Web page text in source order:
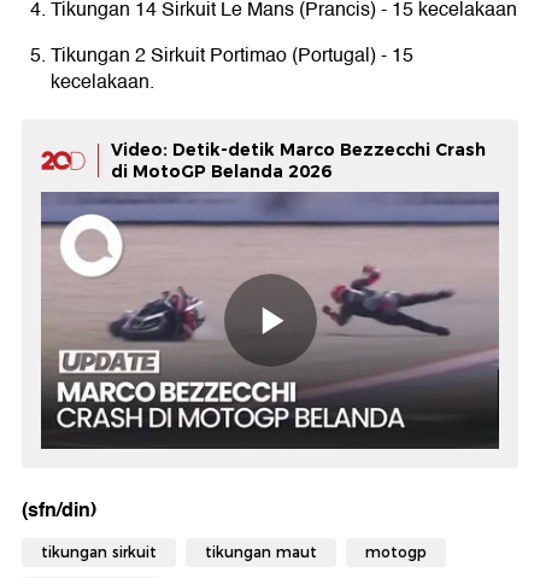
Tikungan 14 Sirkuit Le Mans (Prancis) - 15 kecelakaan
Tikungan 2 Sirkuit Portimao (Portugal) - 15
kecelakaan.
Video: Detik-detik Marco Bezzecchi Crash
di MotoGP Belanda 2026
(sfn/din)
tikungan sirkuit tikungan maut motogp